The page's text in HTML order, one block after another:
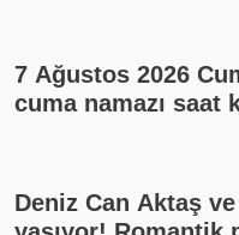
7 Ağustos 2026
cuma namazı saat
Deniz Can Aktaş